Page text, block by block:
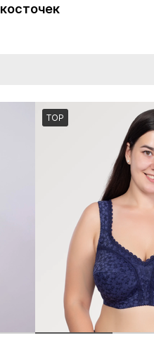
косточек
TOP